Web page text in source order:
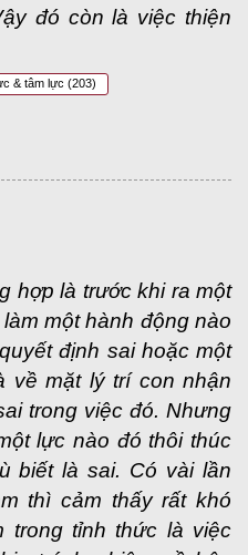
đó còn là việc thiện
& tâm lực (203)
hợp là trước khi ra một
một hành động nào
định sai hoặc một
về mặt lý trí con nhận
trong việc đó. Nhưng
lực nào đó thôi thúc
biết là sai. Có vài lần
thì cảm thấy rất khó
trong tỉnh thức là việc